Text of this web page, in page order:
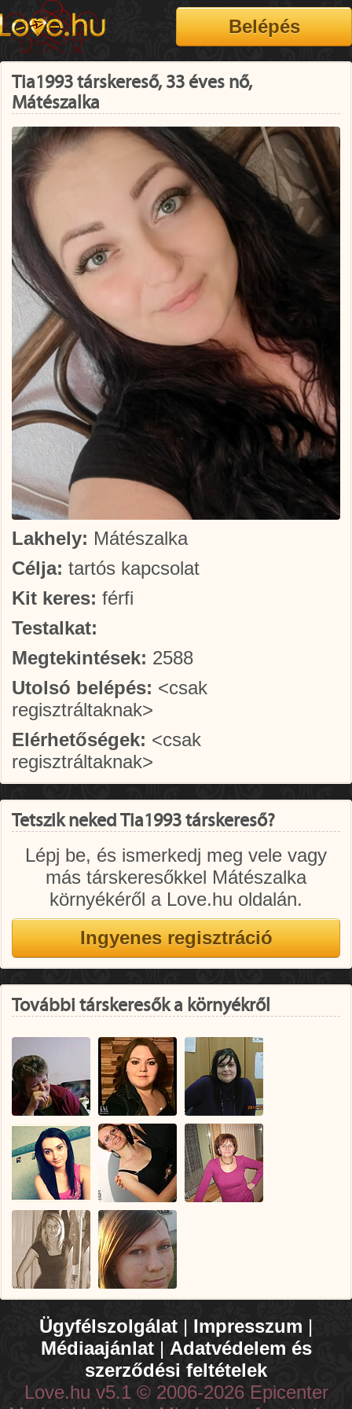
Tia1993 társkereső, 33 éves nő,
Mátészalka
Lakhely: Mátészalka
Célja: tartós kapcsolat
Kit keres: férfi
Testalkat:
Megtekintések: 2588
Utolsó belépés: <csak
regisztráltaknak>
Elérhetőségek: <csak
regisztráltaknak>
Tetszik neked Tia1993 társkereső?
Lépj be, és ismerkedj meg vele vagy
más társkeresőkkel Mátészalka
környékéről a Love.hu oldalán.
További társkeresők a környékről
Ügyfélszolgálat | Impresszum |
Médiaajánlat| Adatvédelem és
szerződési feltételek
Love.hu v5.1 © 2006-2026 Epicenter